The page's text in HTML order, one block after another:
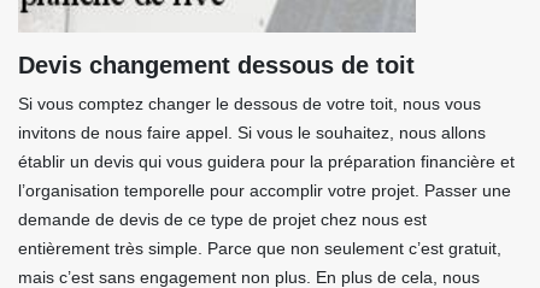
Devis changement dessous de toit
Si vous comptez changer le dessous de votre toit, nous vous
invitons de nous faire appel. Si vous le souhaitez, nous allons
établir un devis qui vous guidera pour la préparation financière et
l’organisation temporelle pour accomplir votre projet. Passer une
demande de devis de ce type de projet chez nous est
entièrement très simple. Parce que non seulement c’est gratuit,
mais c’est sans engagement non plus. En plus de cela, nous